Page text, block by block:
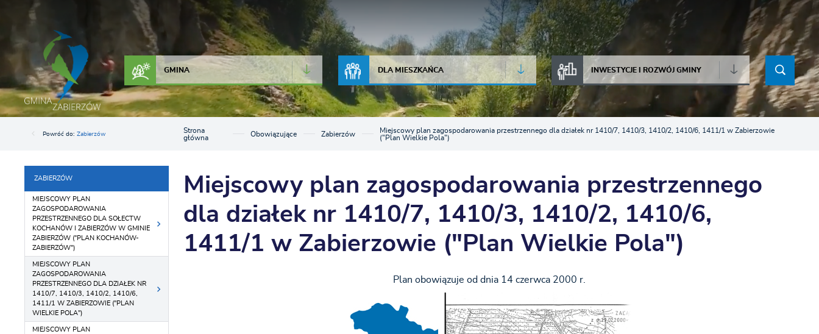
Przejdź do menu.
Przejdź do wyszukiwarki.
Przejdź do treści.
Przejdź do ustawień wielkości czcionki.
Włącz wersję kontrastową strony.
JAKOŚĆ POWIETRZA
GMINA DLA MIESZKAŃCA INWESTYCJE I ROZWÓJ GMINY
Powróć do: Zabierzów
Strona
główna
Obowiązujące Zabierzów
Miejscowy plan zagospodarowania przestrzennego dla działek nr 1410/7, 1410/3, 1410/2, 1410/6, 1411/1 w Zabierzowie
("Plan Wielkie Pola")
ZABIERZÓW
MIEJSCOWY PLAN
ZAGOSPODAROWANIA
PRZESTRZENNEGO DLA SOŁECTW
KOCHANÓW I ZABIERZÓW W GMINIE
ZABIERZÓW ("PLAN KOCHANÓW-
ZABIERZÓW")
MIEJSCOWY PLAN
ZAGOSPODAROWANIA
PRZESTRZENNEGO DLA DZIAŁEK NR
1410/7, 1410/3, 1410/2, 1410/6,
1411/1 W ZABIERZOWIE ("PLAN
WIELKIE POLA")
MIEJSCOWY PLAN
Miejscowy plan zagospodarowania przestrzennego
dla działek nr 1410/7, 1410/3, 1410/2, 1410/6,
1411/1 w Zabierzowie ("Plan Wielkie Pola")
Plan obowiązuje od dnia 14 czerwca 2000 r.